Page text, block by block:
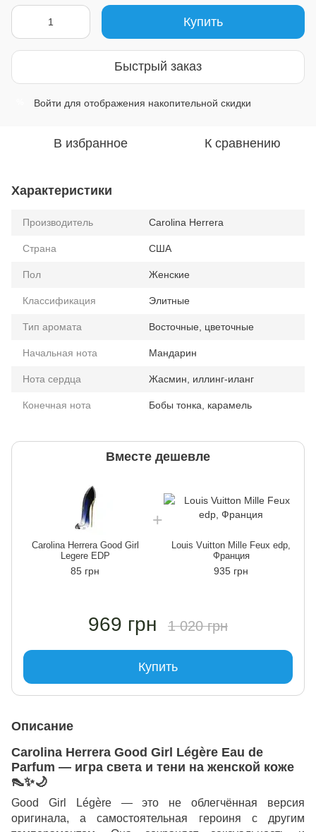
Купить
Быстрый заказ
Войти для отображения накопительной скидки
В избранное К сравнению
Характеристики
Производитель Carolina Herrera
Страна США
Пол Женские
Классификация Элитные
Тип аромата Восточные, цветочные
Начальная нота Мандарин
Нота сердца Жасмин, иллинг-иланг
Конечная нота Бобы тонка, карамель
Вместе дешевле
Carolina Herrera Good Girl
Legere EDP
85 грн
Louis Vuitton Mille Feux edp,
Франция
935 грн
969 грн 1 020 грн
Купить
Описание
Carolina Herrera Good Girl Légère Eau de
Parfum — игра света и тени на женской коже
👠✨🌙
Good Girl Légère — это не облегчённая версия
оригинала, а самостоятельная героиня с другим